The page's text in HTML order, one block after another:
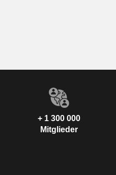
+ 1 300 000
Mitglieder